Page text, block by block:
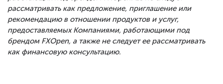
рассматривать как предложение, приглашение или
рекомендацию в отношении продуктов и услуг,
предоставляемых Компаниями, работающими под
брендом FXOpen, а также не следует ее рассматривать
как финансовую консультацию.